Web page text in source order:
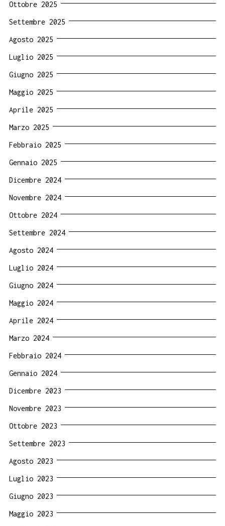
Ottobre 2025
Settembre 2025
Agosto 2025
Luglio 2025
Giugno 2025
Maggio 2025
Aprile 2025
Marzo 2025
Febbraio 2025
Gennaio 2025
Dicembre 2024
Novembre 2024
Ottobre 2024
Settembre 2024
Agosto 2024
Luglio 2024
Giugno 2024
Maggio 2024
Aprile 2024
Marzo 2024
Febbraio 2024
Gennaio 2024
Dicembre 2023
Novembre 2023
Ottobre 2023
Settembre 2023
Agosto 2023
Luglio 2023
Giugno 2023
Maggio 2023